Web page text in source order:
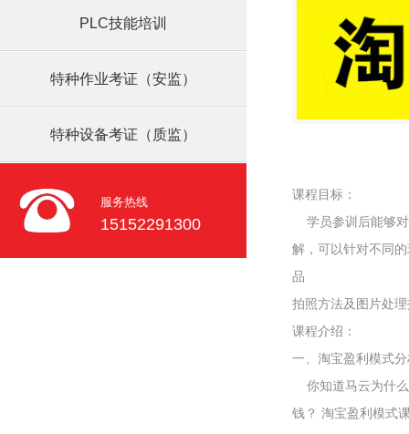
PLC技能培训
特种作业考证（安监）
特种设备考证（质监）
服务热线
15152291300
课程目标：
学员参训后能够对
解，可以针对不同
品
拍照方法及图片处
课程介绍：
一、淘宝盈利模式
你知道马云为什么
钱？ 淘宝盈利模式